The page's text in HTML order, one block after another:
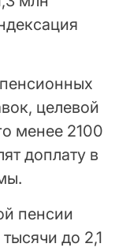
целевой
менее 2100
доплату в
пенсии
до 2,1